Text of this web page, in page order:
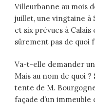
Villeurbanne au mois
juillet, une vingtaine
et six prévues à Calais
sûrement pas de quoi
Va-t-elle demander
Mais au nom de quoi
tente de M.
façade d’un immeuble